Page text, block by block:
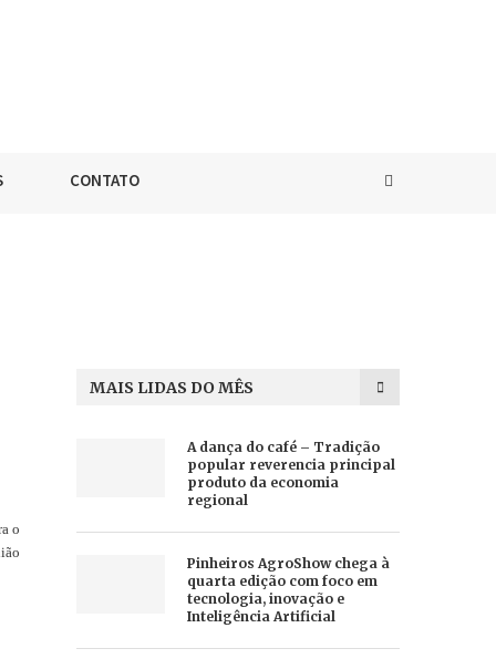
CONTATO
o
MAIS LIDAS DO MÊS
A dança do café – Tradição
popular reverencia principal
produto da economia
regional
Pinheiros AgroShow chega à
quarta edição com foco em
tecnologia, inovação e
Inteligência Artificial